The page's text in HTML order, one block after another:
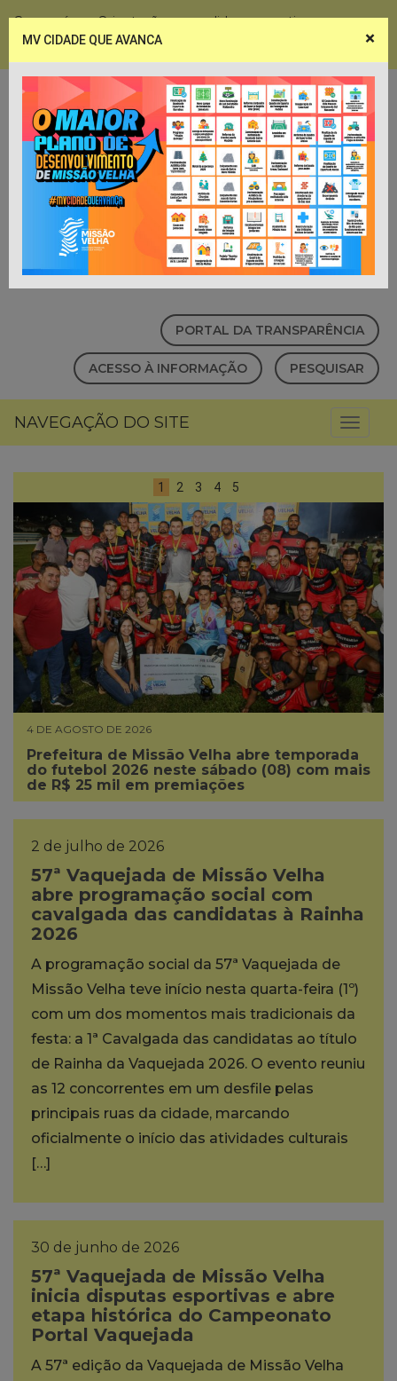
Coronavírus - Orientações e medidas preventivas
PORTAL DA TRANSPARÊNCIA
ACESSO À INFORMAÇÃO PESQUISAR
NAVEGAÇÃO DO SITE
1 2 3 4 5
4 DE AGOSTO DE 2026
Prefeitura de Missão Velha abre temporada
do futebol 2026 neste sábado (08) com mais
de R$ 25 mil em premiações
2 de julho de 2026
57ª Vaquejada de Missão Velha
abre programação social com
cavalgada das candidatas à Rainha
2026
A programação social da 57ª Vaquejada de
Missão Velha teve início nesta quarta-feira (1º)
com um dos momentos mais tradicionais da
festa: a 1ª Cavalgada das candidatas ao título
de Rainha da Vaquejada 2026. O evento reuniu
as 12 concorrentes em um desfile pelas
principais ruas da cidade, marcando
oficialmente o início das atividades culturais
[…]
30 de junho de 2026
57ª Vaquejada de Missão Velha
inicia disputas esportivas e abre
etapa histórica do Campeonato
Portal Vaquejada
A 57ª edição da Vaquejada de Missão Velha
×
MV CIDADE QUE AVANCA